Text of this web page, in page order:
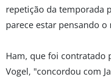
repetição da temporada
parece estar pensando o
Ham, que foi contratado
Vogel, "concordou com